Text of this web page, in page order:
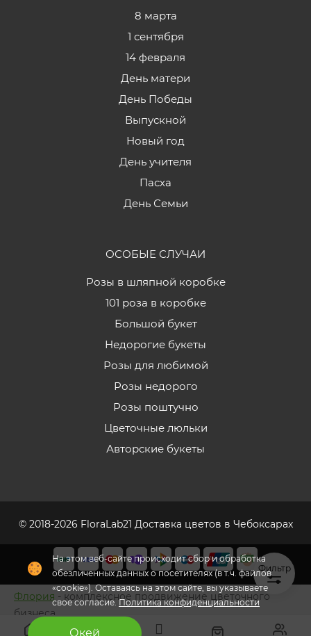
На этом веб-сайте происходит сбор и обработка
обезличенных данных о посетителях (в т.ч. файлов
«cookie»). Оставаясь на этом сайте, вы указываете
свое согласие.Политика конфиденциальности
Окей
8 марта
1 сентября
14 февраля
День матери
День Победы
Выпускной
Новый год
День учителя
Пасха
День Семьи
ОСОБЫЕ СЛУЧАИ
Розы в шляпной коробке
101 роза в коробке
Большой букет
Недорогие букеты
Розы для любимой
Розы недорого
Розы поштучно
Цветочные люльки
Авторские букеты
© 2018-2026 FloraLab21 Доставка цветов в Чебоксарах
Флория - комплексное продвижение цветочного
бизнеса
Фильтр